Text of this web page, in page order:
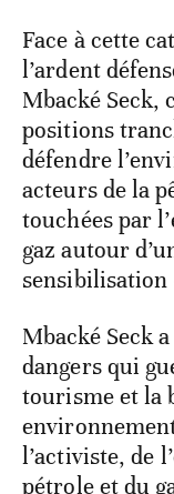
Face à cette
l’ardent
Mbacké Seck,
positions
défendre
acteurs de la
touchées par
gaz autour
sensibilisation
Mbacké Seck
dangers qui
tourisme et la
l’activiste, de
pétrole et du